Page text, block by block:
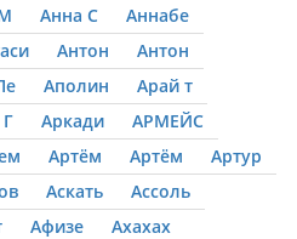
Анна С
Аннабе
Антон
Антон
Аполин
Арай т
Аркади
АРМЕЙС
Артём Артём
Артур
Аскать
Ассоль
Афизе
Ахахах